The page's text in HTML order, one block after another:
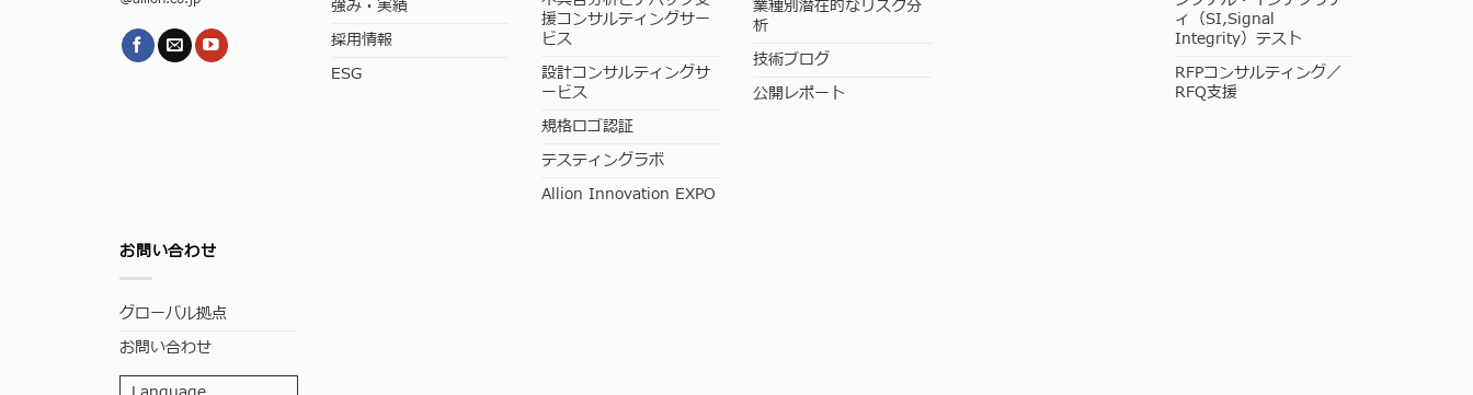
強み・実績
採用情報
ESG
援コンサルティングサー
ビス
設計コンサルティングサ
ービス
規格ロゴ認証
テスティングラボ
Allion Innovation EXPO
業種別潜在的なリスク分
析
技術ブログ
公開レポート
ィ（SI,Signal
Integrity）テスト
RFPコンサルティング／
RFQ支援
お問い合わせ
グローバル拠点
お問い合わせ